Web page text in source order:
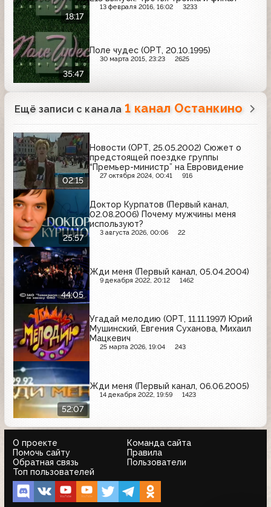
18:17
13 февраля 2016, 16:02 3233
35:47
Поле чудес (ОРТ, 20.10.1995)
30 марта 2015, 23:23 2625
Ещё записи с канала 1 канал Останкино
02:15
Новости (ОРТ, 25.05.2002) Сюжет о
предстоящей поездке группы
“Премьер-министр” на Евровидение
27 октября 2024, 00:41 916
25:57
Доктор Курпатов (Первый канал,
02.08.2006) Почему мужчины меня
используют?
3 августа 2026, 00:06 22
44:05
Жди меня (Первый канал, 05.04.2004)
9 декабря 2022, 20:12 1462
Угадай мелодию (ОРТ, 11.11.1997) Юрий
Мушинский, Евгения Суханова, Михаил
Мацкевич
25 марта 2026, 19:04 243
52:07
Жди меня (Первый канал, 06.06.2005)
14 декабря 2022, 19:59 1423
О проекте
Команда сайта
Помочь сайту
Правила
Обратная связь
Пользователи
Топ пользователей